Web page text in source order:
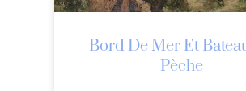
Bord De Mer Et
Pèche